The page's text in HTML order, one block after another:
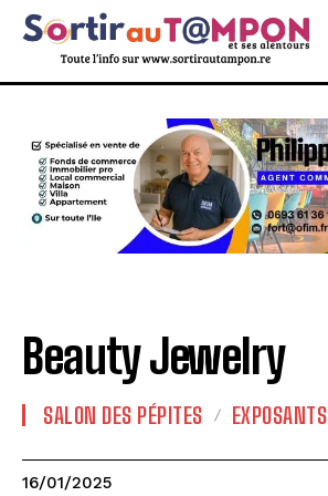
Beauty Jewelry
SALON DES PÉPITES EXPOSANTS
16/01/2025